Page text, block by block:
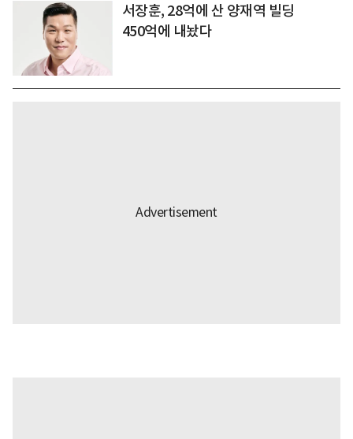
서장훈, 28억에 산 양재역 빌딩
450억에 내놨다